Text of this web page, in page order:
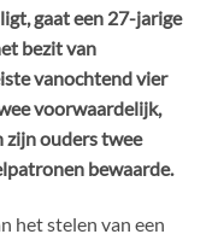
gaat een 27-jarige
bezit van
vanochtend vier
voorwaardelijk,
zijn ouders twee
bewaarde.
het stelen van een